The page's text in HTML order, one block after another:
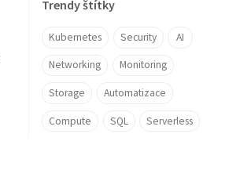
Trendy štítky
Kubernetes Security AI
Networking Monitoring
Storage Automatizace
Compute SQL Serverless